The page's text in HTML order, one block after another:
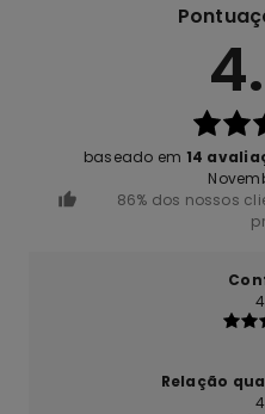
baseado em 14
86% dos nossos
Relação